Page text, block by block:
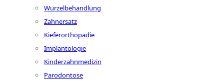
Wurzelbehandlung
Zahnersatz
Kieferorthopädie
Implantologie
Kinderzahnmedizin
Parodontose